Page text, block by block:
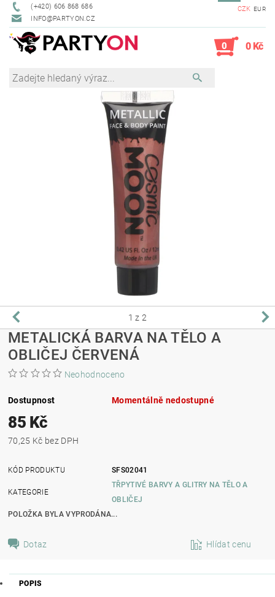
(+420) 606 868 686
INFO@PARTYON.CZ
CZK EUR
0 0 Kč
1 z 2
METALICKÁ BARVA NA TĚLO A
OBLIČEJ ČERVENÁ
Neohodnoceno
Dostupnost Momentálně nedostupné
85 Kč
70,25 Kč bez DPH
KÓD PRODUKTU SFS02041
KATEGORIE
TŘPYTIVÉ BARVY A GLITRY NA TĚLO A
OBLIČEJ
POLOŽKA BYLA VYPRODÁNA...
Dotaz Hlídat cenu
POPIS